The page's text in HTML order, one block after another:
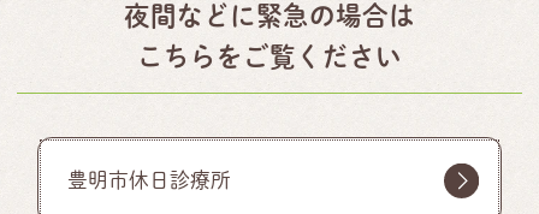
夜間などに緊急の場合は
こちらをご覧ください
豊明市休日診療所